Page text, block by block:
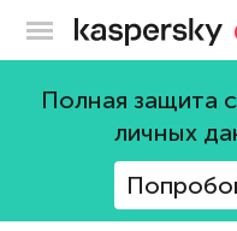
Полная защита
личных